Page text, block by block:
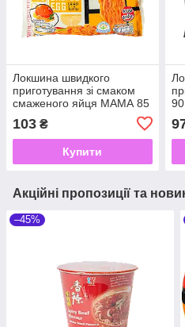
Локшина швидкого
приготування зі смаком
смаженого яйця МАМА 85
103 ₴
Купити
90
Акційні пропозиції та
–45%